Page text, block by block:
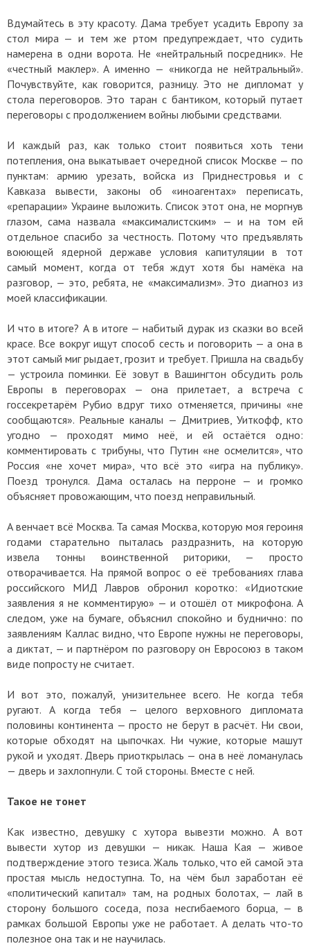
Вдумайтесь в эту красоту. Дама требует усадить Европу за
стол мира — и тем же ртом предупреждает, что судить
намерена в одни ворота. Не «нейтральный посредник». Не
«честный маклер». А именно — «никогда не нейтральный».
Почувствуйте, как говорится, разницу. Это не дипломат у
стола переговоров. Это таран с бантиком, который путает
переговоры с продолжением войны любыми средствами.
И каждый раз, как только стоит появиться хоть тени
потепления, она выкатывает очередной список Москве — по
пунктам: армию урезать, войска из Приднестровья и с
Кавказа вывести, законы об «иноагентах» переписать,
«репарации» Украине выложить. Список этот она, не моргнув
глазом, сама назвала «максималистским» — и на том ей
отдельное спасибо за честность. Потому что предъявлять
воюющей ядерной державе условия капитуляции в тот
самый момент, когда от тебя ждут хотя бы намёка на
разговор, — это, ребята, не «максимализм». Это диагноз из
моей классификации.
И что в итоге? А в итоге — набитый дурак из сказки во всей
красе. Все вокруг ищут способ сесть и поговорить — а она в
этот самый миг рыдает, грозит и требует. Пришла на свадьбу
— устроила поминки. Её зовут в Вашингтон обсудить роль
Европы в переговорах — она прилетает, а встреча с
госсекретарём Рубио вдруг тихо отменяется, причины «не
сообщаются». Реальные каналы — Дмитриев, Уиткофф, кто
угодно — проходят мимо неё, и ей остаётся одно:
комментировать с трибуны, что Путин «не осмелится», что
Россия «не хочет мира», что всё это «игра на публику».
Поезд тронулся. Дама осталась на перроне — и громко
объясняет провожающим, что поезд неправильный.
А венчает всё Москва. Та самая Москва, которую моя героиня
годами старательно пыталась раздразнить, на которую
извела тонны воинственной риторики, — просто
отворачивается. На прямой вопрос о её требованиях глава
российского МИД Лавров обронил коротко: «Идиотские
заявления я не комментирую» — и отошёл от микрофона. А
следом, уже на бумаге, объяснил спокойно и буднично: по
заявлениям Каллас видно, что Европе нужны не переговоры,
а диктат, — и партнёром по разговору он Евросоюз в таком
виде попросту не считает.
И вот это, пожалуй, унизительнее всего. Не когда тебя
ругают. А когда тебя — целого верховного дипломата
половины континента — просто не берут в расчёт. Ни свои,
которые обходят на цыпочках. Ни чужие, которые машут
рукой и уходят. Дверь приоткрылась — она в неё ломанулась
— дверь и захлопнули. С той стороны. Вместе с ней.
Такое не тонет
Как известно, девушку с хутора вывезти можно. А вот
вывести хутор из девушки — никак. Наша Кая — живое
подтверждение этого тезиса. Жаль только, что ей самой эта
простая мысль недоступна. То, на чём был заработан её
«политический капитал» там, на родных болотах, — лай в
сторону большого соседа, поза несгибаемого борца, — в
рамках большой Европы уже не работает. А делать что-то
полезное она так и не научилась.